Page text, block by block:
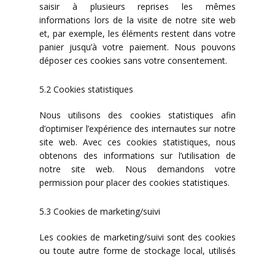
saisir à plusieurs reprises les mêmes
informations lors de la visite de notre site web
et, par exemple, les éléments restent dans votre
panier jusqu’à votre paiement. Nous pouvons
déposer ces cookies sans votre consentement.
5.2 Cookies statistiques
Nous utilisons des cookies statistiques afin
d’optimiser l’expérience des internautes sur notre
site web. Avec ces cookies statistiques, nous
obtenons des informations sur l’utilisation de
notre site web. Nous demandons votre
permission pour placer des cookies statistiques.
5.3 Cookies de marketing/suivi
Les cookies de marketing/suivi sont des cookies
ou toute autre forme de stockage local, utilisés